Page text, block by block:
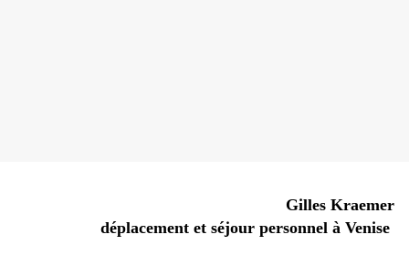
Gilles Kraemer
déplacement et séjour personnel à Venise